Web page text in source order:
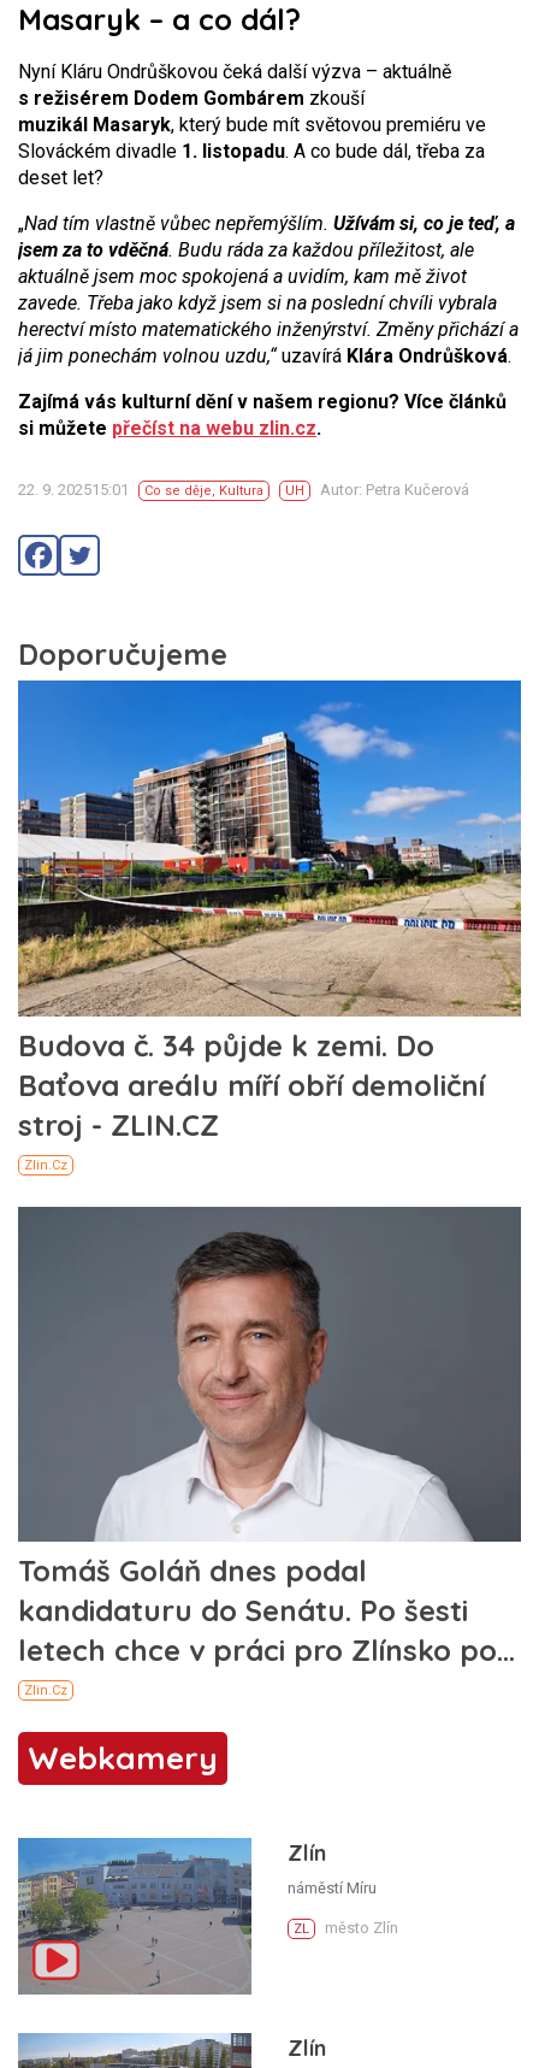
Masaryk – a co dál?
Nyní Kláru Ondrůškovou čeká další výzva – aktuálně
s režisérem Dodem Gombárem zkouší
muzikál Masaryk, který bude mít světovou premiéru ve
Slováckém divadle 1. listopadu. A co bude dál, třeba za
deset let?
„Nad tím vlastně vůbec nepřemýšlím. Užívám si, co je teď, a
jsem za to vděčná. Budu ráda za každou příležitost, ale
aktuálně jsem moc spokojená a uvidím, kam mě život
zavede. Třeba jako když jsem si na poslední chvíli vybrala
herectví místo matematického inženýrství. Změny přichází a
já jim ponechám volnou uzdu,“uzavírá Klára Ondrůšková.
Zajímá vás kulturní dění v našem regionu? Více článků
si můžete přečíst na webu zlin.cz.
22. 9. 202515:01 Co se děje, Kultura UH Autor: Petra Kučerová
Webkamery
Zlín
náměstí Míru
ZL město Zlín
Zlín